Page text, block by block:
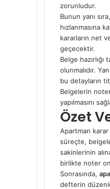
zorunludur.
Bunun yanı
hızlanmasına
kararların net
geçecektir.
Belge
olunmalıdır.
bu detayların
Belgelerin
yapılmasını
Özet
Apartman
süreçte,
sakinlerinin
birlikte noter
Sonrasında,
defterin